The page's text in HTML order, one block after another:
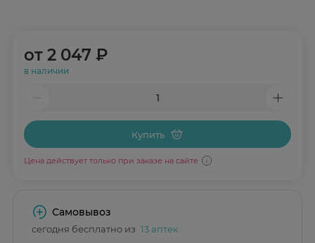
от 2 047 ₽
в наличии
Купить
Цена действует только при заказе на сайте
Самовывоз
сегодня бесплатно из 13 аптек